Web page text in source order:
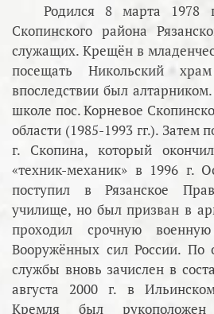
Родился 8 марта 1978
Скопинского района
служащих. Крещён в
посещать Никольский
впоследствии был
школе пос. Корневое
области (1985-1993 гг.). Затем
г. Скопина, который
«техник-механик» в 1996 г.
поступил в Рязанское
училище, но был призван в
проходил срочную
Вооружённых сил России. По
службы вновь зачислен в
августа 2000 г. в
Кремля был